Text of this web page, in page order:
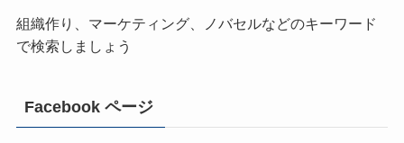
組織作り、マーケティング、ノバセルなどのキーワード
で検索しましょう
Facebook ページ